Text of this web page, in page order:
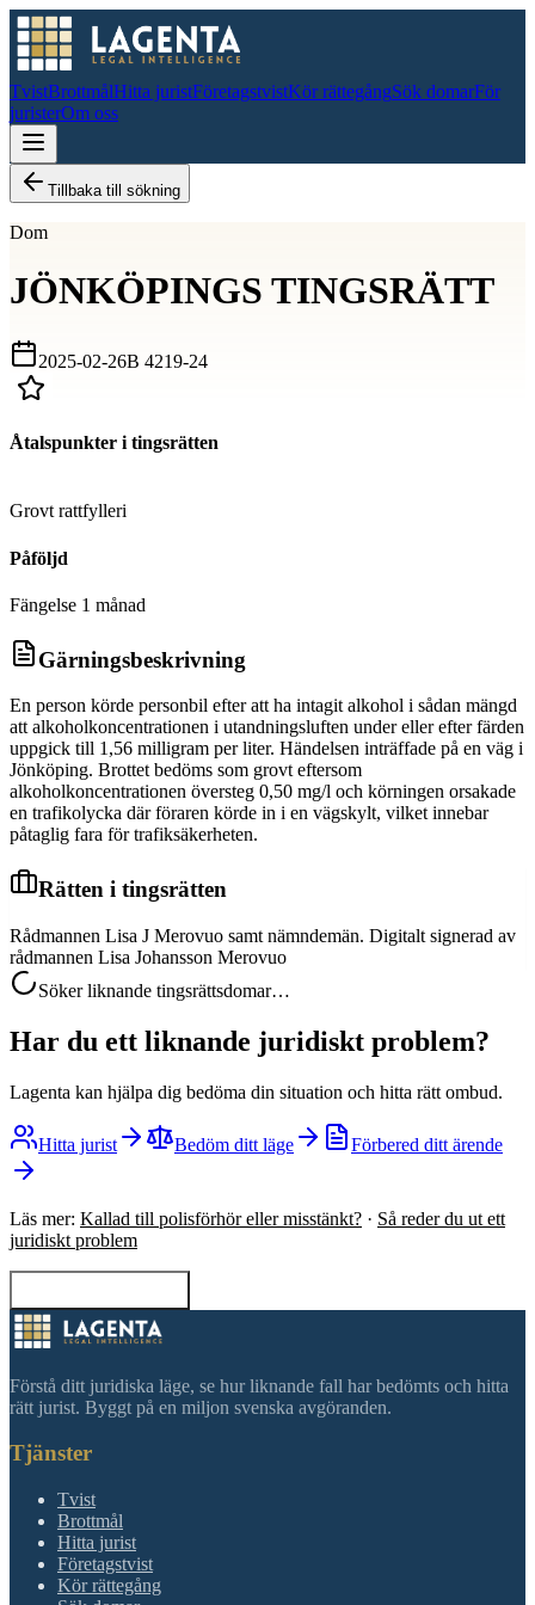
TvistBrottmålHitta juristFöretagstvistKör rättegångSök domarFör
juristerOm oss
Tillbaka till sökning
Dom
JÖNKÖPINGS TINGSRÄTT
2025-02-26B 4219-24
Åtalspunkter i tingsrätten
Grovt rattfylleri
Påföljd
Fängelse 1 månad
Gärningsbeskrivning
En person körde personbil efter att ha intagit alkohol i sådan mängd
att alkoholkoncentrationen i utandningsluften under eller efter färden
uppgick till 1,56 milligram per liter. Händelsen inträffade på en väg i
Jönköping. Brottet bedöms som grovt eftersom
alkoholkoncentrationen översteg 0,50 mg/l och körningen orsakade
en trafikolycka där föraren körde in i en vägskylt, vilket innebar
påtaglig fara för trafiksäkerheten.
Rätten i tingsrätten
Rådmannen Lisa J Merovuo samt nämndemän. Digitalt signerad av
rådmannen Lisa Johansson Merovuo
Söker liknande tingsrättsdomar…
Har du ett liknande juridiskt problem?
Lagenta kan hjälpa dig bedöma din situation och hitta rätt ombud.
Hitta jurist Bedöm ditt läge Förbered ditt ärende
Läs mer: Kallad till polisförhör eller misstänkt? · Så reder du ut ett
juridiskt problem
Förstå ditt juridiska läge, se hur liknande fall har bedömts och hitta
rätt jurist. Byggt på en miljon svenska avgöranden.
Tjänster
Tvist
Brottmål
Hitta jurist
Företagstvist
Kör rättegång